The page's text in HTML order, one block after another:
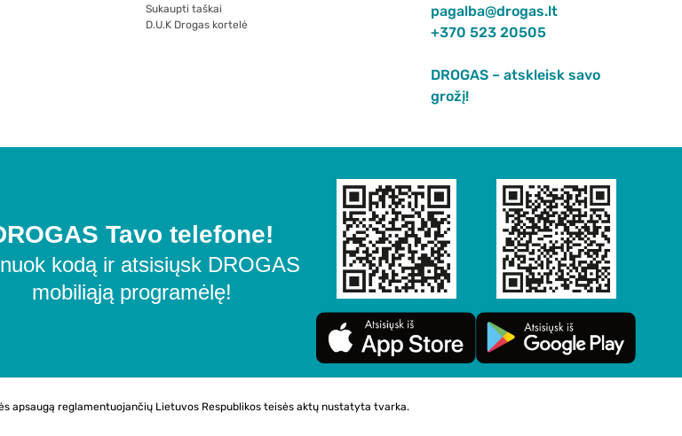
Sukaupti taškai
D.U.K Drogas kortelė
pagalba@drogas.lt
+370 523 20505
DROGAS – atskleisk savo
grožį!
Tavo telefone!
kodą ir atsisiųsk DROGAS
mobiliąją programėlę!
apsaugą reglamentuojančių Lietuvos Respublikos teisės aktų nustatyta tvarka.